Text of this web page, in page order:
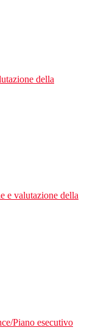
della
e valutazione della
Piano esecutivo